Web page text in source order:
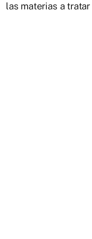
las materias a